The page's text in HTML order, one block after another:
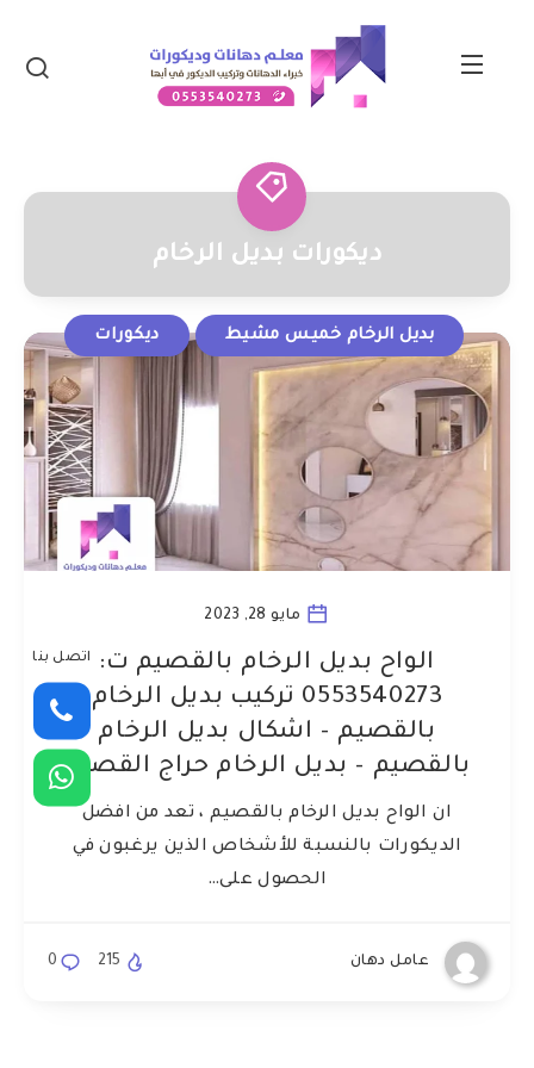
ديكورات بديل الرخام
بديل الرخام خميس مشيط ديكورات
مايو 28, 2023
الواح بديل الرخام بالقصيم ت:
0553540273 تركيب بديل الرخام
بالقصيم – اشكال بديل الرخام
بالقصيم – بديل الرخام حراج القصيم
ان الواح بديل الرخام بالقصيم ، تعد من افضل
الديكورات بالنسبة للأشخاص الذين يرغبون في
الحصول على…
عامل دهان 0 215
اتصل بنا